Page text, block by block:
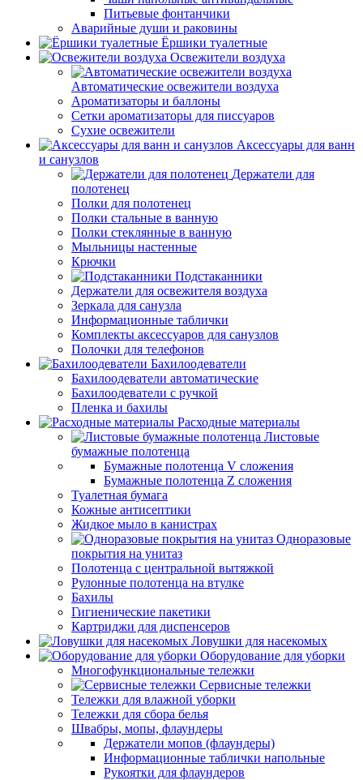
Питьевые фонтанчики
Аварийные души и раковины
Ёршики туалетные
Освежители воздуха
Автоматические освежители воздуха
Ароматизаторы и баллоны
Сетки ароматизаторы для писсуаров
Сухие освежители
Аксессуары для ванн
и санузлов
Держатели для
полотенец
Полки для полотенец
Полки стальные в ванную
Полки стеклянные в ванную
Мыльницы настенные
Крючки
Подстаканники
Держатели для освежителя воздуха
Зеркала для санузла
Информационные таблички
Комплекты аксессуаров для санузлов
Полочки для телефонов
Бахилоодеватели
Бахилоодеватели автоматические
Бахилоодеватели с ручкой
Пленка и бахилы
Расходные материалы
Листовые
бумажные полотенца
Бумажные полотенца V сложения
Бумажные полотенца Z сложения
Туалетная бумага
Кожные антисептики
Жидкое мыло в канистрах
Одноразовые
покрытия на унитаз
Полотенца с центральной вытяжкой
Рулонные полотенца на втулке
Бахилы
Гигиенические пакетики
Картриджи для диспенсеров
Ловушки для насекомых
Оборудование для уборки
Многофункциональные тележки
Сервисные тележки
Тележки для влажной уборки
Тележки для сбора белья
Швабры, мопы, флаундеры
Держатели мопов (флаундеры)
Информационные таблички напольные
Рукоятки для флаундеров